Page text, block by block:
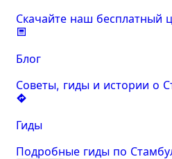
Скачайте наш бесплатный
Блог
Советы, гиды и истории о
Гиды
Подробные гиды по